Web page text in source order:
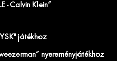
- Calvin Klein”
játékhoz
nyereményjátékhoz